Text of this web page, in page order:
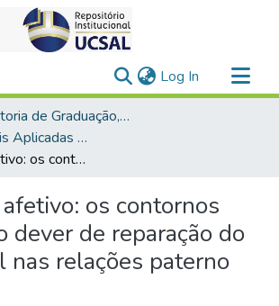
Log In (current)
Pró-Reitoria de Graduação, Extensão e Ação Comunitária
Ciências Sociais Aplicadas > Direito
Abandono afetivo: os contornos jurídicos do dever de reparação do dano moral nas relações paterno filiares
os contornos
dever de reparação do
nas relações paterno